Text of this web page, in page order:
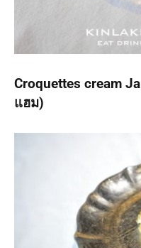
Croquettes cream
แฮม)